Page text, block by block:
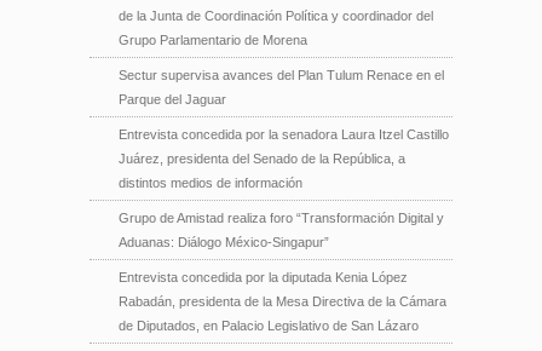
de la Junta de Coordinación Política y coordinador del
Grupo Parlamentario de Morena
Sectur supervisa avances del Plan Tulum Renace en el
Parque del Jaguar
Entrevista concedida por la senadora Laura Itzel Castillo
Juárez, presidenta del Senado de la República, a
distintos medios de información
Grupo de Amistad realiza foro “Transformación Digital y
Aduanas: Diálogo México-Singapur”
Entrevista concedida por la diputada Kenia López
Rabadán, presidenta de la Mesa Directiva de la Cámara
de Diputados, en Palacio Legislativo de San Lázaro